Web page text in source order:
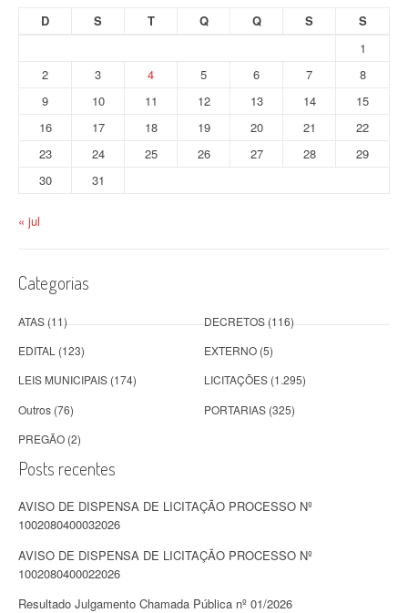
D S T Q Q S
S
1
2
3 4 5 6 7
8
9
10 11 12 13 14
15
16
17 18 19 20 21
22
23
24 25 26 27 28
29
30
31
« jul
Categorias
ATAS (11) DECRETOS (116)
EDITAL (123) EXTERNO (5)
LEIS MUNICIPAIS (174) LICITAÇÕES (1.295)
Outros (76) PORTARIAS (325)
PREGÃO (2)
Posts recentes
AVISO DE DISPENSA DE LICITAÇÃO PROCESSO Nº
1002080400032026
AVISO DE DISPENSA DE LICITAÇÃO PROCESSO Nº
1002080400022026
Resultado Julgamento Chamada Pública nº 01/2026